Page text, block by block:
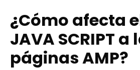
¿Cómo afecta
JAVA SCRIPT a
páginas AMP?